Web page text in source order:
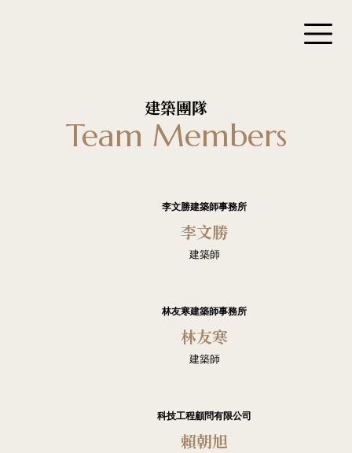
建築團隊
Team Members
李文勝建築師事務所
李文勝
建築師
林友寒建築師事務所
林友寒
建築師
科技工程顧問有限公司
賴朝旭